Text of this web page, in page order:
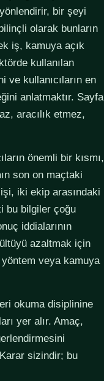
bir şeyi
olarak bunların
iş, kamuya açık
kullanılan
ve kullanıcıların en
anlatmaktır. Sayfa
aracılık etmez,
önemli bir kısmı,
son on maçtaki
iki ekip arasındaki
bu bilgiler çoğu
iddialarının
azaltmak için
veya kamuya
okuma disiplinine
yer alır. Amaç,
sizindir; bu